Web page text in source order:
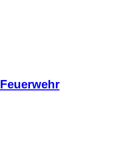
Feuerwehr